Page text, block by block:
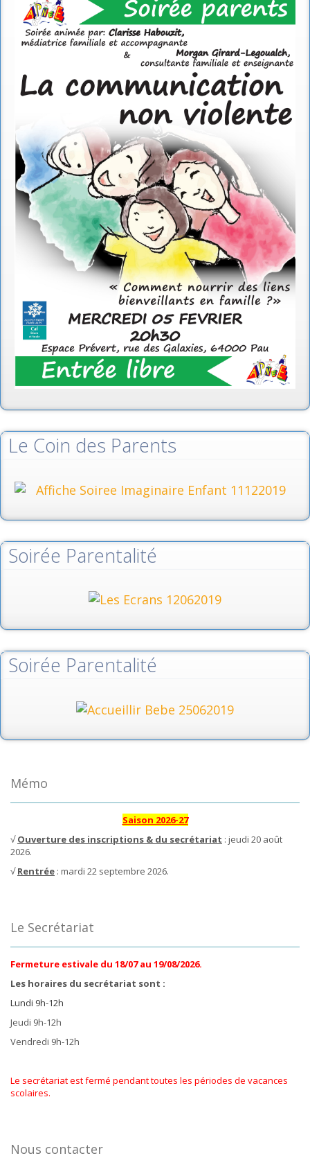
Le Coin des Parents
Soirée Parentalité
Soirée Parentalité
Mémo
Saison 2026-27
√Ouverture des inscriptions & du secrétariat : jeudi 20 août
2026.
√Rentrée : mardi 22 septembre 2026.
Le Secrétariat
Fermeture estivale du 18/07 au 19/08/2026.
Les horaires du secrétariat sont :
Lundi 9h-12h
Jeudi 9h-12h
Vendredi 9h-12h
Le secrétariat est fermé pendant toutes les périodes de vacances
scolaires.
Nous contacter